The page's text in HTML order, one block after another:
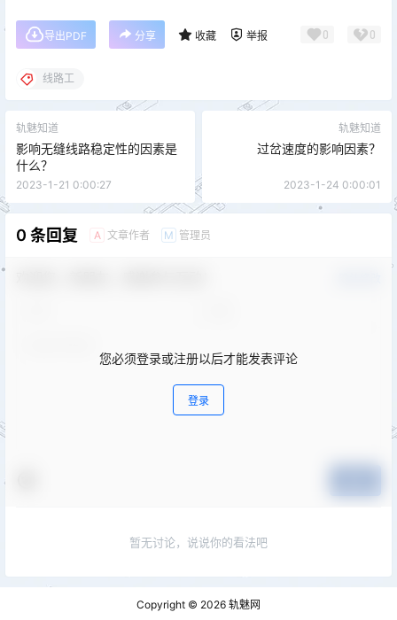
导出PDF 分享 收藏 举报 0 0
线路工
轨魅知道
影响无缝线路稳定性的因素是
什么？
2023-1-21 0:00:27
轨魅知道
过岔速度的影响因素？
2023-1-24 0:00:01
0 条回复 A 文章作者 M 管理员
您必须登录或注册以后才能发表评论
登录
暂无讨论，说说你的看法吧
Copyright © 2026 轨魅网